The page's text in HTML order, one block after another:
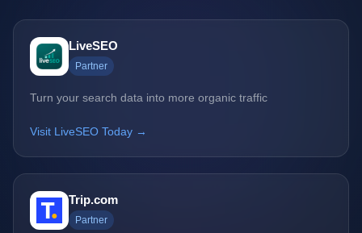
LiveSEO
Partner
Turn your search data into more organic traffic
Visit LiveSEO Today →
Trip.com
Partner